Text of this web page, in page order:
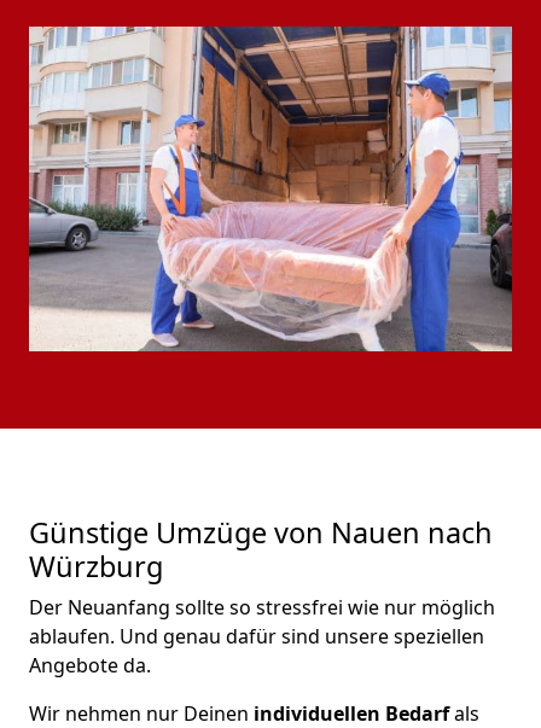
Günstige Umzüge von Nauen nach
Würzburg
Der Neuanfang sollte so stressfrei wie nur möglich
ablaufen. Und genau dafür sind unsere speziellen
Angebote da.
Wir nehmen nur Deinen individuellen Bedarfals